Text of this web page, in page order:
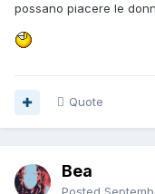
possano piacere le
Quote
Bea